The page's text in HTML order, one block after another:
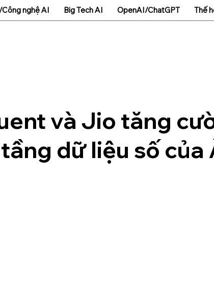
và Jio tăng
dữ liệu số của
nghệ AI Big Tech AI OpenAI/ChatGPT Thế